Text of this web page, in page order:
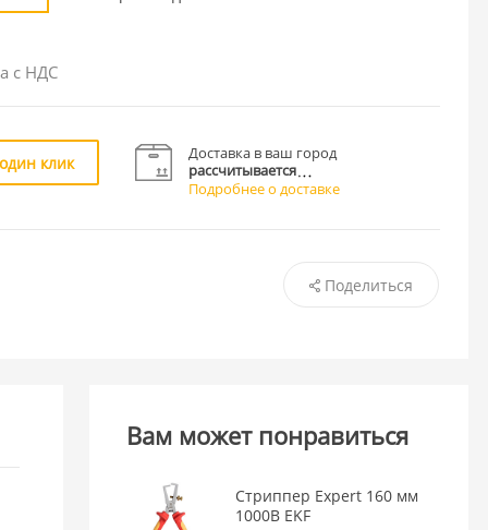
с НДС
клик
Доставка в ваш город
рассчитывается
Подробнее о доставке
Поделиться
Вам может понравиться
Стриппер Expert 160 мм
1000В EKF